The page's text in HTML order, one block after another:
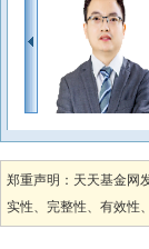
郑重声明：天天基金网
实性、完整性、有效性